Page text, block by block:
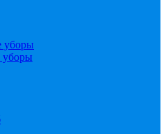
уборы
уборы